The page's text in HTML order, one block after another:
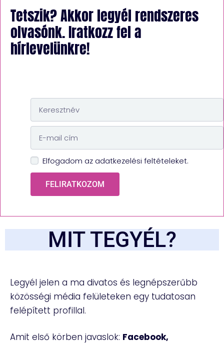
Tetszik? Akkor legyél rendszeres
olvasónk. Iratkozz fel a
hírlevelünkre!
Elfogadom az adatkezelési feltételeket.
FELIRATKOZOM
MIT TEGYÉL?
Legyél jelen a ma divatos és legnépszerűbb
közösségi média felületeken egy tudatosan
felépített profillal.
Amit első körben javaslok: Facebook,